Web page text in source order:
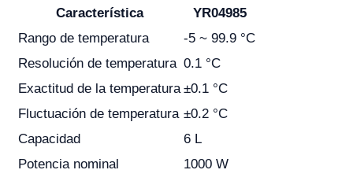
Característica
YR04985
Rango de temperatura
-5 ~ 99.9 °C
Resolución de temperatura 0.1 °C
Exactitud de la temperatura ±0.1 °C
Fluctuación de temperatura ±0.2 °C
Capacidad
6 L
Potencia nominal
1000 W